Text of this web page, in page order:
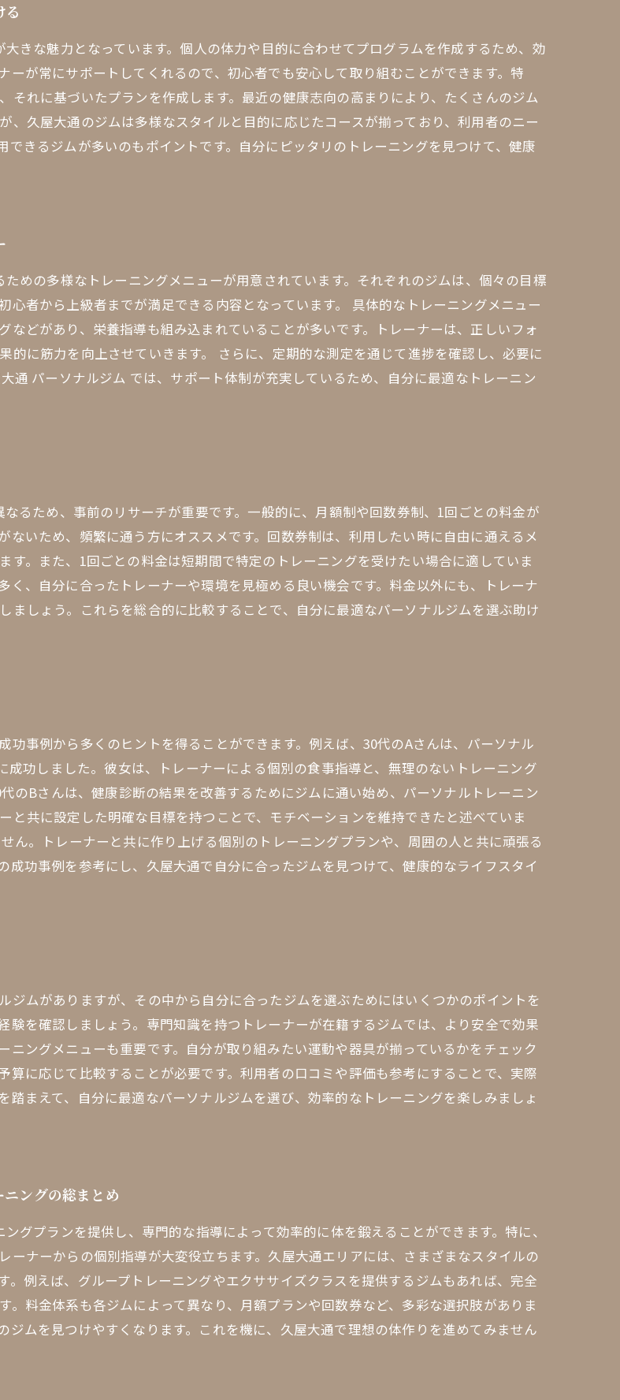
る
きな魅力となっています。個人の体力や目的に合わせてプログラムを作成するため、効
が常にサポートしてくれるので、初心者でも安心して取り組むことができます。特
れに基づいたプランを作成します。最近の健康志向の高まりにより、たくさんのジム
久屋大通のジムは多様なスタイルと目的に応じたコースが揃っており、利用者のニー
きるジムが多いのもポイントです。自分にピッタリのトレーニングを見つけて、健康
めの多様なトレーニングメニューが用意されています。それぞれのジムは、個々の目標
者から上級者までが満足できる内容となっています。 具体的なトレーニングメニュー
どがあり、栄養指導も組み込まれていることが多いです。トレーナーは、正しいフォ
に筋力を向上させていきます。 さらに、定期的な測定を通じて進捗を確認し、必要に
通 パーソナルジム では、サポート体制が充実しているため、自分に最適なトレーニン
るため、事前のリサーチが重要です。一般的に、月額制や回数券制、1回ごとの料金が
いため、頻繁に通う方にオススメです。回数券制は、利用したい時に自由に通えるメ
す。また、1回ごとの料金は短期間で特定のトレーニングを受けたい場合に適していま
、自分に合ったトレーナーや環境を見極める良い機会です。料金以外にも、トレーナ
ましょう。これらを総合的に比較することで、自分に最適なパーソナルジムを選ぶ助け
事例から多くのヒントを得ることができます。例えば、30代のAさんは、パーソナル
功しました。彼女は、トレーナーによる個別の食事指導と、無理のないトレーニング
のBさんは、健康診断の結果を改善するためにジムに通い始め、パーソナルトレーニン
共に設定した明確な目標を持つことで、モチベーションを維持できたと述べていま
ん。トレーナーと共に作り上げる個別のトレーニングプランや、周囲の人と共に頑張る
功事例を参考にし、久屋大通で自分に合ったジムを見つけて、健康的なライフスタイ
ムがありますが、その中から自分に合ったジムを選ぶためにはいくつかのポイントを
を確認しましょう。専門知識を持つトレーナーが在籍するジムでは、より安全で効果
ングメニューも重要です。自分が取り組みたい運動や器具が揃っているかをチェック
算に応じて比較することが必要です。利用者の口コミや評価も参考にすることで、実際
まえて、自分に最適なパーソナルジムを選び、効率的なトレーニングを楽しみましょ
ングの総まとめ
グプランを提供し、専門的な指導によって効率的に体を鍛えることができます。特に、
ナーからの個別指導が大変役立ちます。久屋大通エリアには、さまざまなスタイルの
例えば、グループトレーニングやエクササイズクラスを提供するジムもあれば、完全
料金体系も各ジムによって異なり、月額プランや回数券など、多彩な選択肢がありま
ムを見つけやすくなります。これを機に、久屋大通で理想の体作りを進めてみません